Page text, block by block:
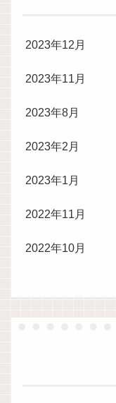
2023年12月
2023年11月
2023年8月
2023年2月
2023年1月
2022年11月
2022年10月